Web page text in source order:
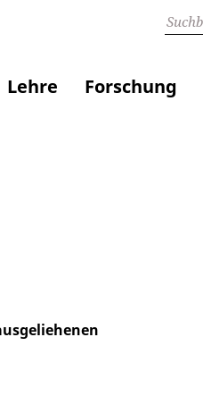
Lehre Forschung